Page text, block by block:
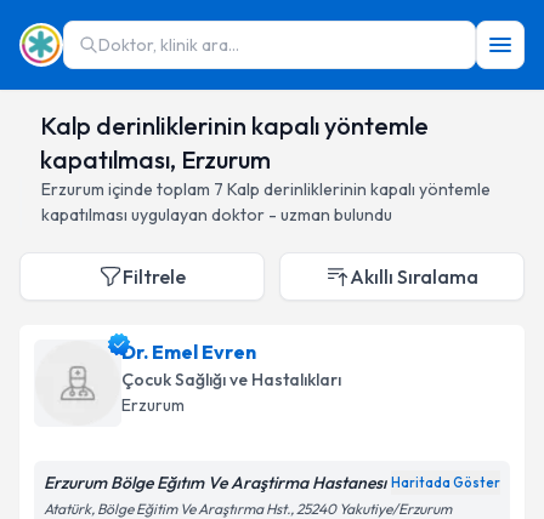
Doktor, klinik ara...
Kalp derinliklerinin kapalı yöntemle
kapatılması, Erzurum
Erzurum içinde toplam 7 Kalp derinliklerinin kapalı yöntemle
kapatılması uygulayan doktor - uzman bulundu
Filtrele Akıllı Sıralama
Dr. Emel Evren
Çocuk Sağlığı ve Hastalıkları
Erzurum
Erzurum Bölge Eğıtım Ve Araştirma Hastanesı Haritada Göster
Atatürk, Bölge Eğitim Ve Araştırma Hst., 25240 Yakutiye/Erzurum